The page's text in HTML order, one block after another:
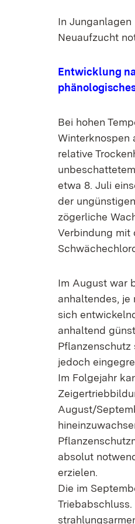
In
Neuaufzucht
Entwicklung
Bei hohen
Winterknospen
relative
etwa 8. Juli
der
zögerliche
Verbindung mit
Im August war
anhaltendes,
sich
anhaltend
jedoch
Im Folgejahr
August/
absolut
erzielen.
Die im